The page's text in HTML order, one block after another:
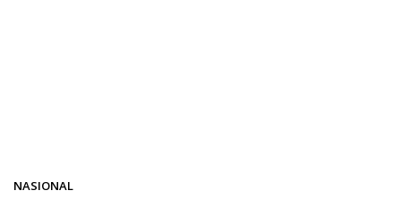
NASIONAL